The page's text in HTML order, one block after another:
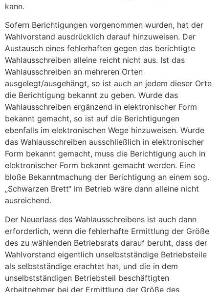
kann.
Sofern Berichtigungen vorgenommen wurden, hat der
Wahlvorstand ausdrücklich darauf hinzuweisen. Der
Austausch eines fehlerhaften gegen das berichtigte
Wahlausschreiben alleine reicht nicht aus. Ist das
Wahlausschreiben an mehreren Orten
ausgelegt/ausgehängt, so ist auch an jedem dieser Orte
die Berichtigung bekannt zu geben. Wurde das
Wahlausschreiben ergänzend in elektronischer Form
bekannt gemacht, so ist auf die Berichtigungen
ebenfalls im elektronischen Wege hinzuweisen. Wurde
das Wahlausschreiben ausschließlich in elektronischer
Form bekannt gemacht, muss die Berichtigung auch in
elektronischer Form bekannt gemacht werden. Eine
bloße Bekanntmachung der Berichtigung an einem sog.
„Schwarzen Brett“ im Betrieb wäre dann alleine nicht
ausreichend.
Der Neuerlass des Wahlausschreibens ist auch dann
erforderlich, wenn die fehlerhafte Ermittlung der Größe
des zu wählenden Betriebsrats darauf beruht, dass der
Wahlvorstand eigentlich unselbstständige Betriebsteile
als selbstständige erachtet hat, und die in dem
unselbstständigen Betriebsteil beschäftigten
Arbeitnehmer bei der Ermittlung der Größe des